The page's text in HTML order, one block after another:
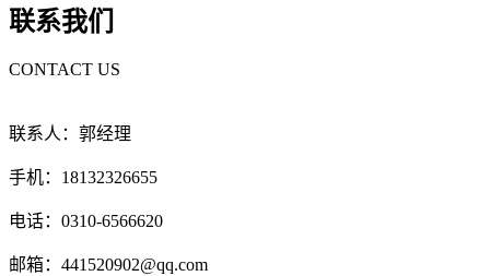
联系我们
CONTACT US
联系人：郭经理
手机：18132326655
电话：0310-6566620
邮箱：441520902@qq.com